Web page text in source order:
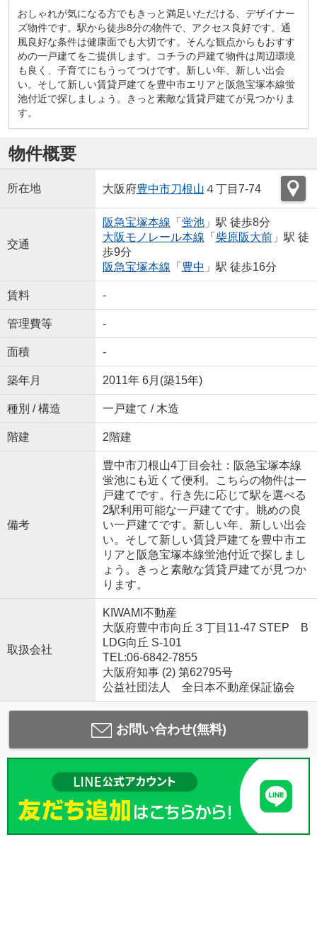
おしゃれが気になる方でもきっと満足いただける、デザイナー
ズ物件です。駅から徒歩8分の物件で、アクセス良好です。通
風良好な条件は健康面でも大切です。そんな観点からもおすす
めの一戸建てをご提供します。コチラの戸建て物件は周辺環境
も良く、子育てにもうってつけです。新しい年、新しい出会
い。そして新しい賃貸戸建てを豊中市エリアと阪急宝塚本線蛍
池付近で探しましょう。きっと素敵な賃貸戸建てが見つかりま
す。
物件概要
所在地 大阪府豊中市刀根山 ４丁目7-74
交通
阪急宝塚本線 「 蛍池」駅 徒歩8分
大阪モノレール本線 「 柴原阪大前」駅 徒
歩9分
阪急宝塚本線 「 豊中 」駅 徒歩16分
賃料 -
管理費等 -
面積 -
築年月 2011年 6月(築15年)
種別 / 構造 一戸建て / 木造
階建 2階建
備考
豊中市刀根山4丁目会社：阪急宝塚本線
蛍池にも近くて便利。こちらの物件は一
戸建てです。行き先に応じて駅を選べる
2駅利用可能な一戸建てです。眺めの良
い一戸建てです。新しい年、新しい出会
い。そして新しい賃貸戸建てを豊中市エ
リアと阪急宝塚本線蛍池付近で探しまし
ょう。きっと素敵な賃貸戸建てが見つか
ります。
取扱会社
KIWAMI不動産
大阪府豊中市向丘３丁目11-47 STEP B
LDG向丘 S-101
TEL:06-6842-7855
大阪府知事 (2) 第62795号
公益社団法人 全日本不動産保証協会
お問い合わせ(無料)